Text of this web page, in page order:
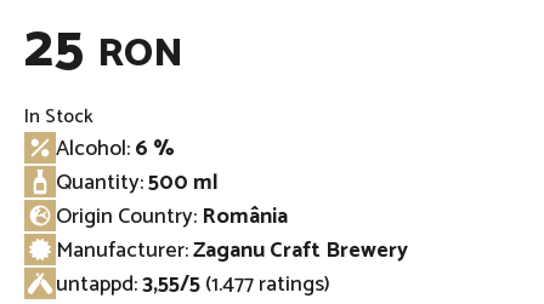
25 RON
In Stock
Alcohol:6 %
Quantity:500 ml
Origin Country: România
Manufacturer:Zaganu Craft Brewery
untappd:3,55/5(1.477 ratings)